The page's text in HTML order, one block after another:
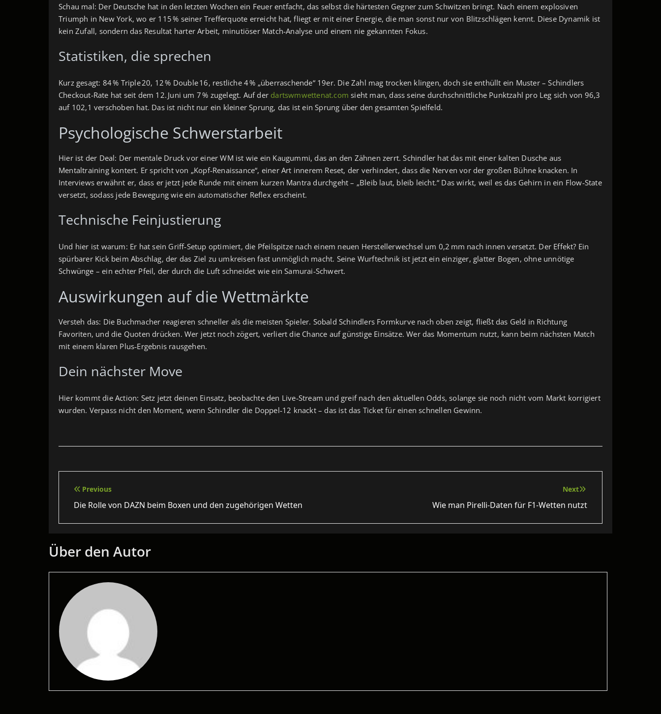
Schau mal: Der Deutsche hat in den letzten Wochen ein Feuer entfacht, das selbst die härtesten Gegner zum Schwitzen bringt. Nach einem explosiven
Triumph in New York, wo er 115 % seiner Trefferquote erreicht hat, fliegt er mit einer Energie, die man sonst nur von Blitzschlägen kennt. Diese Dynamik ist
kein Zufall, sondern das Resultat harter Arbeit, minutiöser Match‑Analyse und einem nie gekannten Fokus.
Statistiken, die sprechen
Kurz gesagt: 84 % Triple 20, 12 % Double 16, restliche 4 % „überraschende“ 19er. Die Zahl mag trocken klingen, doch sie enthüllt ein Muster – Schindlers
Checkout-Rate hat seit dem 12. Juni um 7 % zugelegt. Auf der dartswmwettenat.com sieht man, dass seine durchschnittliche Punktzahl pro Leg sich von 96,3
auf 102,1 verschoben hat. Das ist nicht nur ein kleiner Sprung, das ist ein Sprung über den gesamten Spielfeld.
Psychologische Schwerstarbeit
Hier ist der Deal: Der mentale Druck vor einer WM ist wie ein Kaugummi, das an den Zähnen zerrt. Schindler hat das mit einer kalten Dusche aus
Mentaltraining kontert. Er spricht von „Kopf‑Renaissance“, einer Art innerem Reset, der verhindert, dass die Nerven vor der großen Bühne knacken. In
Interviews erwähnt er, dass er jetzt jede Runde mit einem kurzen Mantra durchgeht – „Bleib laut, bleib leicht.“ Das wirkt, weil es das Gehirn in ein Flow‑State
versetzt, sodass jede Bewegung wie ein automatischer Reflex erscheint.
Technische Feinjustierung
Und hier ist warum: Er hat sein Griff‑Setup optimiert, die Pfeilspitze nach einem neuen Herstellerwechsel um 0,2 mm nach innen versetzt. Der Effekt? Ein
spürbarer Kick beim Abschlag, der das Ziel zu umkreisen fast unmöglich macht. Seine Wurftechnik ist jetzt ein einziger, glatter Bogen, ohne unnötige
Schwünge – ein echter Pfeil, der durch die Luft schneidet wie ein Samurai‑Schwert.
Auswirkungen auf die Wettmärkte
Versteh das: Die Buchmacher reagieren schneller als die meisten Spieler. Sobald Schindlers Formkurve nach oben zeigt, fließt das Geld in Richtung
Favoriten, und die Quoten drücken. Wer jetzt noch zögert, verliert die Chance auf günstige Einsätze. Wer das Momentum nutzt, kann beim nächsten Match
mit einem klaren Plus‑Ergebnis rausgehen.
Dein nächster Move
Hier kommt die Action: Setz jetzt deinen Einsatz, beobachte den Live‑Stream und greif nach den aktuellen Odds, solange sie noch nicht vom Markt korrigiert
wurden. Verpass nicht den Moment, wenn Schindler die Doppel‑12 knackt – das ist das Ticket für einen schnellen Gewinn.
Beitragsnavigation
Previous
Die Rolle von DAZN beim Boxen und den zugehörigen Wetten
Next
Wie man Pirelli‑Daten für F1-Wetten nutzt
Über den Autor